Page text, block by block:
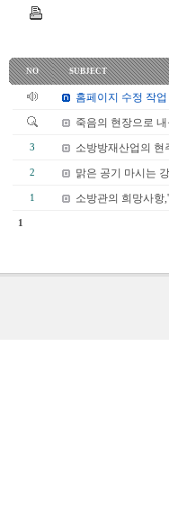
NO SUBJECT
홈페이지 수정 작
죽음의 현장으로
3 소방방재산업의 현
2 맑은 공기 마시는
1 소방관의 희망사항
1